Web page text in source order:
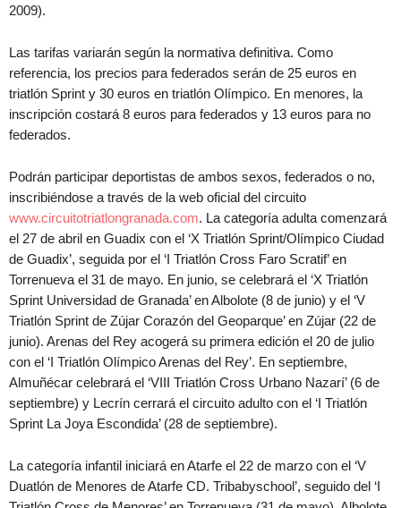
2009).
Las tarifas variarán según la normativa definitiva. Como
referencia, los precios para federados serán de 25 euros en
triatlón Sprint y 30 euros en triatlón Olímpico. En menores, la
inscripción costará 8 euros para federados y 13 euros para no
federados.
Podrán participar deportistas de ambos sexos, federados o no,
inscribiéndose a través de la web oficial del circuito
www.circuitotriatlongranada.com. La categoría adulta comenzará
el 27 de abril en Guadix con el ‘X Triatlón Sprint/Olímpico Ciudad
de Guadix’, seguida por el ‘I Triatlón Cross Faro Scratif’ en
Torrenueva el 31 de mayo. En junio, se celebrará el ‘X Triatlón
Sprint Universidad de Granada’ en Albolote (8 de junio) y el ‘V
Triatlón Sprint de Zújar Corazón del Geoparque’ en Zújar (22 de
junio). Arenas del Rey acogerá su primera edición el 20 de julio
con el ‘I Triatlón Olímpico Arenas del Rey’. En septiembre,
Almuñécar celebrará el ‘VIII Triatlón Cross Urbano Nazarí’ (6 de
septiembre) y Lecrín cerrará el circuito adulto con el ‘I Triatlón
Sprint La Joya Escondida’ (28 de septiembre).
La categoría infantil iniciará en Atarfe el 22 de marzo con el ‘V
Duatlón de Menores de Atarfe CD. Tribabyschool’, seguido del ‘I